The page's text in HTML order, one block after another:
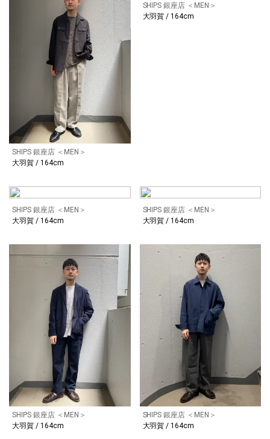
SHIPS 銀座店 ＜MEN＞
大羽賀 / 164cm
SHIPS 銀座店 ＜MEN＞
大羽賀 / 164cm
SHIPS 銀座店 ＜MEN＞
大羽賀 / 164cm
SHIPS 銀座店 ＜MEN＞
大羽賀 / 164cm
SHIPS 銀座店 ＜MEN＞
大羽賀 / 164cm
SHIPS 銀座店 ＜MEN＞
大羽賀 / 164cm